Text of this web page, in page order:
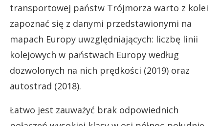
transportowej państw Trójmorza warto z kolei
zapoznać się z danymi przedstawionymi na
mapach Europy uwzględniających: liczbę linii
kolejowych w państwach Europy według
dozwolonych na nich prędkości (2019) oraz
autostrad (2018).
Łatwo jest zauważyć brak odpowiednich